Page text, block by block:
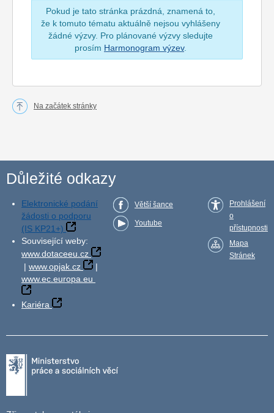
Pokud je tato stránka prázdná, znamená to,
že k tomuto tématu aktuálně nejsou vyhlášeny
žádné výzvy. Pro plánované výzvy sledujte
prosím Harmonogram výzev.
Na začátek stránky
Důležité odkazy
Elektronické podání
žádosti o podporu
(IS KP21+)
Související weby:
www.dotaceeu.cz
| www.opjak.cz
|
www.ec.europa.eu
Kariéra
Větší šance
Youtube
Prohlášení
o
přístupnosti
Mapa
Stránek